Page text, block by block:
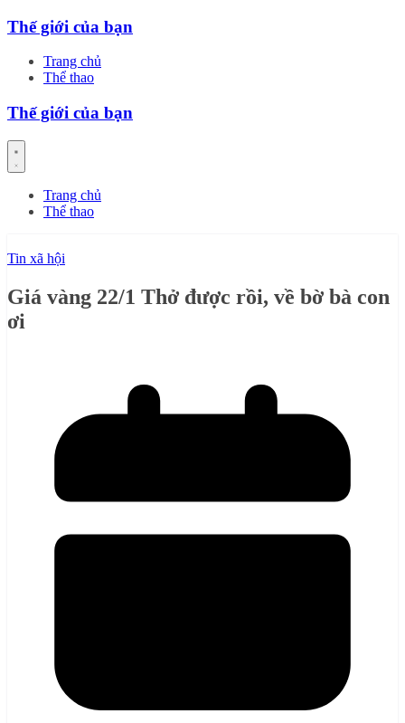
Skip
content
Thế giới của bạn
Trang chủ
Thể thao
Thế giới của bạn
Trang chủ
Thể thao
Tin xã hội
Giá vàng 22/1 Thở được rồi, về bờ bà con
ơi